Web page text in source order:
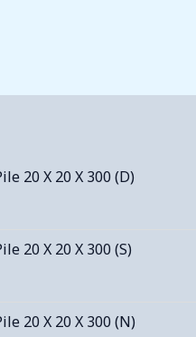
20 X 20 X 300 (D)
20 X 20 X 300 (S)
20 X 20 X 300 (N)